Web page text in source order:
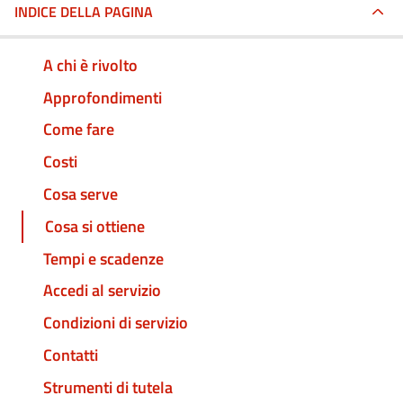
INDICE DELLA PAGINA
A chi è rivolto
Approfondimenti
Come fare
Costi
Cosa serve
Cosa si ottiene
Tempi e scadenze
Accedi al servizio
Condizioni di servizio
Contatti
Strumenti di tutela